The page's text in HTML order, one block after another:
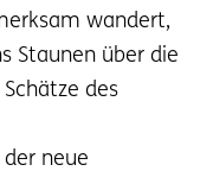
wandert,
Staunen über die
des
neue